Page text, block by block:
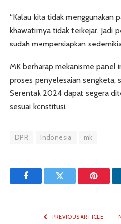
“Kalau kita tidak menggunakan
khawatirnya tidak terkejar. Jadi
sudah mempersiapkan
MK berharap mekanisme panel
proses penyelesaian sengketa,
Serentak 2024 dapat segera
sesuai konstitusi.
DPR Indonesia mk
FacebookTwitter
PREVIOUS ARTICLE